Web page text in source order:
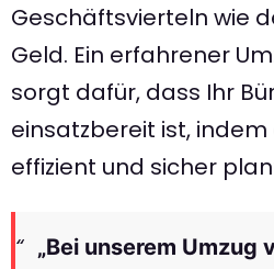
Geschäftsvierteln wie
Geld. Ein erfahrener
sorgt dafür, dass Ihr
einsatzbereit ist, indem
effizient und sicher
„Bei unserem Umzug